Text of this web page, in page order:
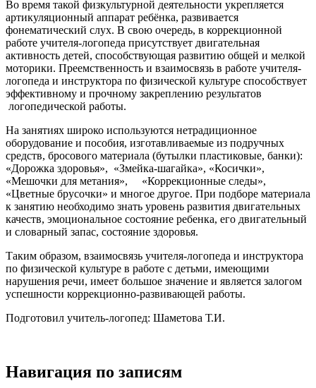
Во время такой физкультурной деятельности укрепляется
артикуляционный аппарат ребёнка, развивается
фонематический слух. В свою очередь, в коррекционной
работе учителя-логопеда присутствует двигательная
активность детей, способствующая развитию общей и мелкой
моторики. Преемственность и взаимосвязь в работе учителя-
логопеда и инструктора по физической культуре способствует
эффективному и прочному закреплению результатов
логопедической работы.
На занятиях широко используются нетрадиционное
оборудование и пособия, изготавливаемые из подручных
средств, бросового материала (бутылки пластиковые, банки):
«Дорожка здоровья», «Змейка-шагайка», «Косички»,
«Мешочки для метания», «Коррекционные следы»,
«Цветные брусочки» и многое другое. При подборе мате­риала
к занятию необходимо знать уровень развития двигательных
ка­честв, эмоциональное состояние ребенка, его двигательный
и словар­ный запас, состояние здоровья.
Таким образом, взаимосвязь учителя-логопеда и инструктора
по физической культуре в работе с детьми, имеющими
нарушения речи, имеет большое значение и является залогом
успешности коррекционно-развивающей работы.
Подготовил учитель-логопед: Шаметова Т.И.
Навигация по записям